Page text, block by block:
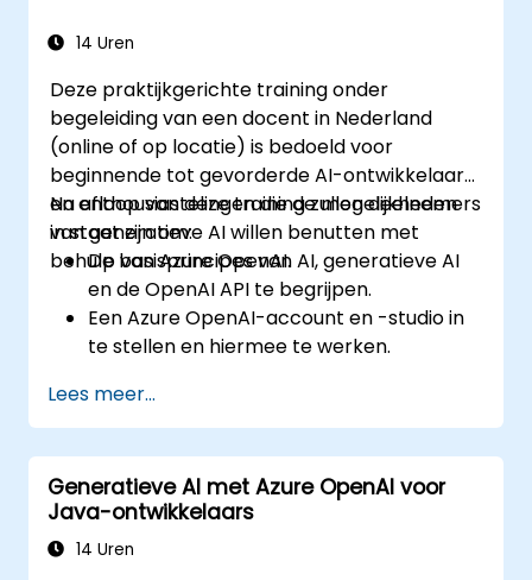
productiviteit en productkwaliteit te
14 Uren
Deze praktijkgerichte training onder
begeleiding van een docent in Nederland
(online of op locatie) is bedoeld voor
beginnende tot gevorderde AI-ontwikkelaars
en enthousiastelingen die de mogelijkheden
van generatieve AI willen benutten met
behulp van Azure OpenAI.
Na afloop van deze training zullen deelnemers
in staat zijn om:
De basisprincipes van AI, generatieve AI
en de OpenAI API te begrijpen.
Een Azure OpenAI-account en -studio in
te stellen en hiermee te werken.
implementeren en beheren.
Generatieve AI-modellen in diverse
toepassingen te integreren.
Lees meer...
Generatieve AI met Azure OpenAI voor
Java-ontwikkelaars
14 Uren